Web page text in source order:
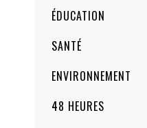
ÉDUCATION
SANTÉ
ENVIRONNEMENT
48 HEURES